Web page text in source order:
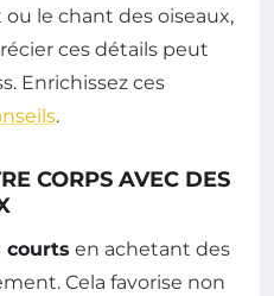
le chant des oiseaux,
ces détails peut
Enrichissez ces
.
CORPS AVEC DES
courts en achetant des
Cela favorise non